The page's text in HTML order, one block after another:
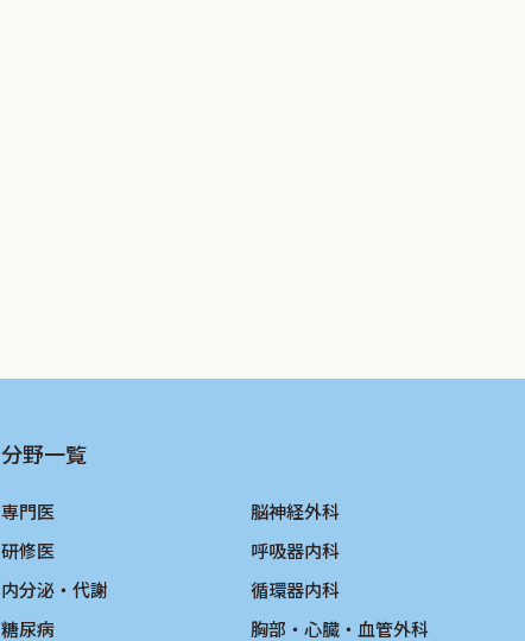
分野一覧
専門医
研修医
内分泌・代謝
糖尿病
脳神経外科
呼吸器内科
循環器内科
胸部・心臓・血管外科